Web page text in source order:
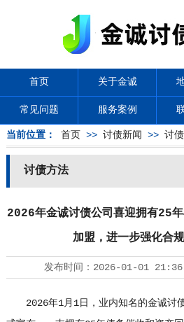
首页 关于金诚
常见问题 服务案例
当前位置： 首页 >> 讨债新闻 >> 讨
讨债方法
2026年金诚讨债公司喜迎拥有25
加盟，进一步强化合
发布时间： 2026-01-01
2026年1月1日，业内知名的金诚讨